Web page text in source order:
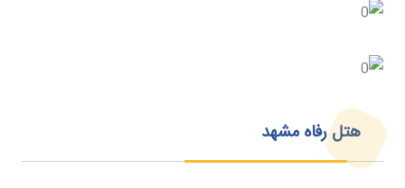
هتل رفاه مشهد